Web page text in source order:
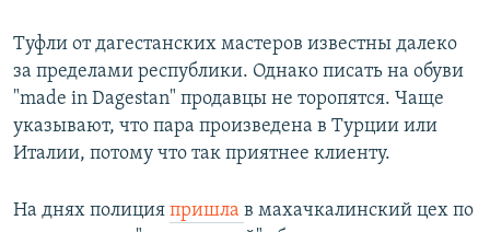
Туфли от дагестанских мастеров известны далеко
за пределами республики. Однако писать на обуви
"made in Dagestan" продавцы не торопятся. Чаще
указывают, что пара произведена в Турции или
Италии, потому что так приятнее клиенту.
На днях полиция пришла в махачкалинский цех по